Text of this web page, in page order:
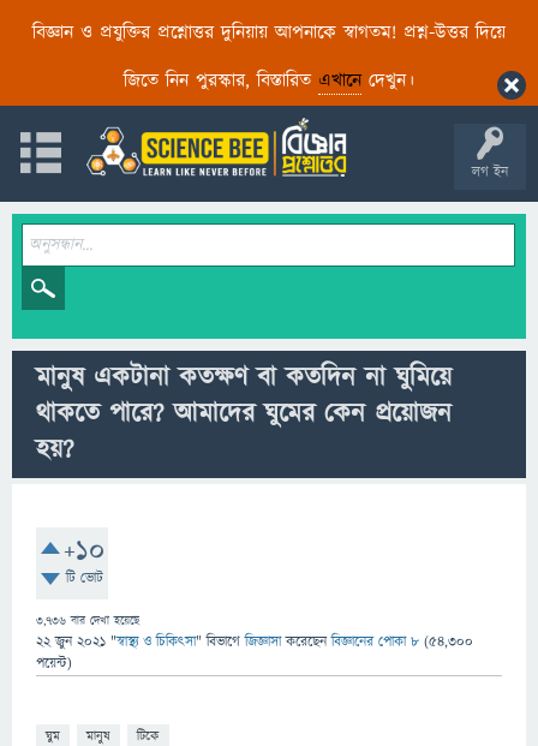
বিজ্ঞান ও প্রযুক্তির প্রশ্নোত্তর দুনিয়ায় আপনাকে স্বাগতম! প্রশ্ন-উত্তর দিয়ে
জিতে নিন পুরস্কার, বিস্তারিত এখানেদেখুন।
লগ ইন
মানুষ একটানা কতক্ষণ বা কতদিন না ঘুমিয়ে
থাকতে পারে? আমাদের ঘুমের কেন প্রয়োজন
হয়?
+10
টি ভোট
3,736 বার দেখা হয়েছে
22 জুন 2021 "স্বাস্থ্য ও চিকিৎসা" বিভাগে জিজ্ঞাসাকরেছেনবিজ্ঞানের পোকা ৮ (54,300
পয়েন্ট)
ঘুম মানুষ টিকে